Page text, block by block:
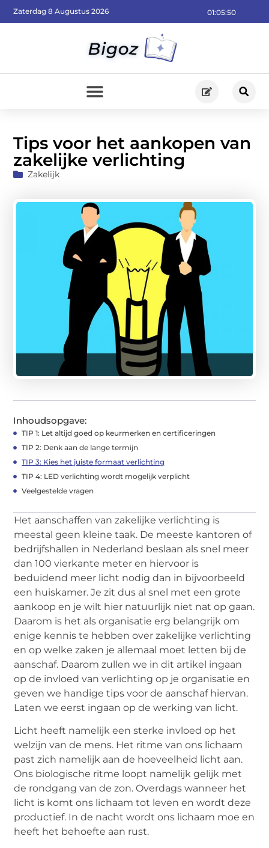
01:05:52
Zaterdag 8 Augustus 2026
Tips voor het aankopen van
zakelijke verlichting
Zakelijk
Inhoudsopgave:
TIP 1: Let altijd goed op keurmerken en certificeringen
TIP 2: Denk aan de lange termijn
TIP 3: Kies het juiste formaat verlichting
TIP 4: LED verlichting wordt mogelijk verplicht
Veelgestelde vragen
Het aanschaffen van zakelijke verlichting is
meestal geen kleine taak. De meeste kantoren of
bedrijfshallen in Nederland beslaan als snel meer
dan 100 vierkante meter en hiervoor is
beduidend meer licht nodig dan in bijvoorbeeld
een huiskamer. Je zit dus al snel met een grote
aankoop en je wilt hier natuurlijk niet nat op gaan.
Daarom is het als organisatie erg belangrijk om
enige kennis te hebben over zakelijke verlichting
en op welke zaken je allemaal moet letten bij de
aanschaf. Daarom zullen we in dit artikel ingaan
op de invloed van verlichting op je organisatie en
geven we handige tips voor de aanschaf hiervan.
Laten we eerst ingaan op de werking van licht.
Licht heeft namelijk een sterke invloed op het
welzijn van de mens. Het ritme van ons lichaam
past zich namelijk aan de hoeveelheid licht aan.
Ons biologische ritme loopt namelijk gelijk met
de rondgang van de zon. Overdags wanneer het
licht is komt ons lichaam tot leven en wordt deze
productief. In de nacht wordt ons lichaam moe en
heeft het behoefte aan rust.